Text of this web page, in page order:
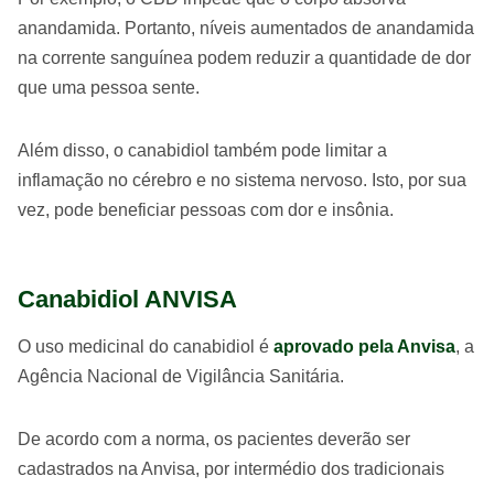
anandamida. Portanto, níveis aumentados de anandamida
na corrente sanguínea podem reduzir a quantidade de dor
que uma pessoa sente.
Além disso, o canabidiol também pode limitar a
inflamação no cérebro e no sistema nervoso. Isto, por sua
vez, pode beneficiar pessoas com dor e insônia.
Canabidiol ANVISA
O uso medicinal do canabidiol é aprovado pela Anvisa, a
Agência Nacional de Vigilância Sanitária.
De acordo com a norma, os pacientes deverão ser
cadastrados na Anvisa, por intermédio dos tradicionais